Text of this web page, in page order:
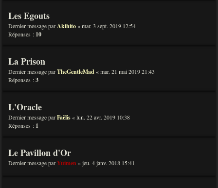
Les Egouts
Dernier message parAkihito «mar. 3 sept. 2019 12:54
Réponses : 10
La Prison
Dernier message parTheGentleMad «mar. 21 mai 2019 21:43
Réponses :3
L'Oracle
Dernier message parFaëlis «lun. 22 avr. 2019 10:38
Réponses : 1
Le Pavillon d'Or
Dernier message parYuimen «jeu. 4 janv. 2018 15:41